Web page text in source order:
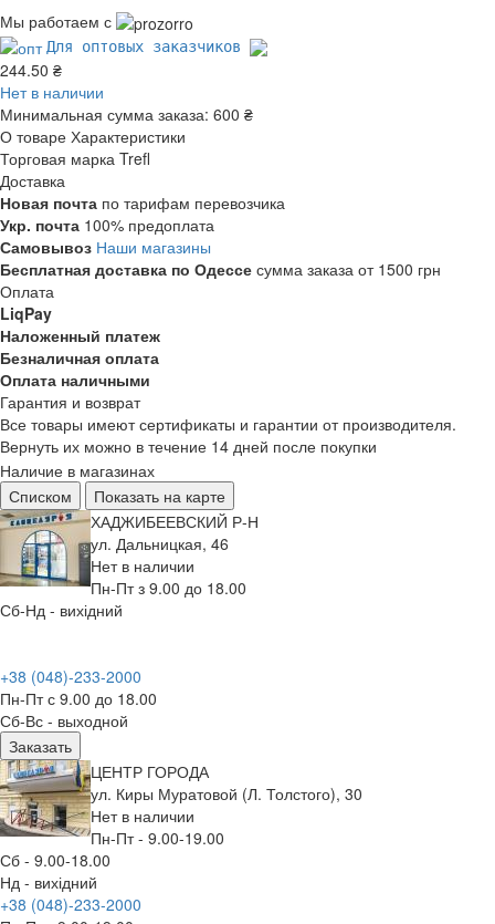
Мы работаем с
Для оптовых заказчиков
244.50 ₴
Нет в наличии
Минимальная сумма заказа: 600 ₴
О товаре Характеристики
Торговая марка Trefl
Доставка
Новая почта по тарифам перевозчика
Укр. почта 100% предоплата
Самовывоз Наши магазины
Бесплатная доставка по Одессе сумма заказа от 1500 грн
Оплата
LiqPay
Наложенный платеж
Безналичная оплата
Оплата наличными
Гарантия и возврат
Все товары имеют сертификаты и гарантии от производителя.
Вернуть их можно в течение 14 дней после покупки
Наличие в магазинах
Списком
Показать на карте
ХАДЖИБЕЕВСКИЙ Р-Н
ул. Дальницкая, 46
Нет в наличии
Пн-Пт з 9.00 до 18.00
Сб-Нд - вихідний
+38 (048)-233-2000
Пн-Пт с 9.00 до 18.00
Сб-Вс - выходной
Заказать
ЦЕНТР ГОРОДА
ул. Киры Муратовой (Л. Толстого), 30
Нет в наличии
Пн-Пт - 9.00-19.00
Сб - 9.00-18.00
Нд - вихідний
+38 (048)-233-2000